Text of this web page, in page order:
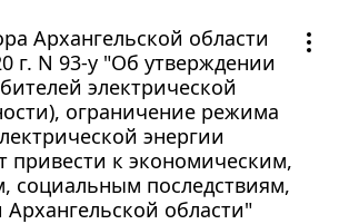
Архангельской области
г. N 93-у "Об утверждении
электрической
ограничение режима
энергии
привести к экономическим,
социальным последствиям,
области"